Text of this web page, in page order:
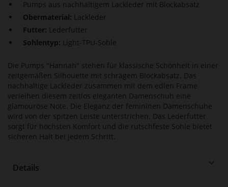
Pumps aus nachhaltigem Lackleder mit Blockabsatz
Obermaterial: Lackleder
Futter: Lederfutter
Sohlentyp: Light-TPU-Sohle
Die Pumps "Hannah" stehen für klassische Schönheit in einer
zeitgemäßen Silhouette mit schrägem Blockabsatz. Das
nachhaltige Lackleder zusammen mit dem edlen Frame
verleihen diesem zeitlos eleganten Damenschuh eine
glamouröse Note. Die Eleganz der femininen Damenschuhe
wird von der spitzen Leiste unterstrichen. Das Lederfutter
sorgt für höchsten Komfort und die rutschfeste Sohle bietet
sicheren Halt bei jedem Schritt.
Details